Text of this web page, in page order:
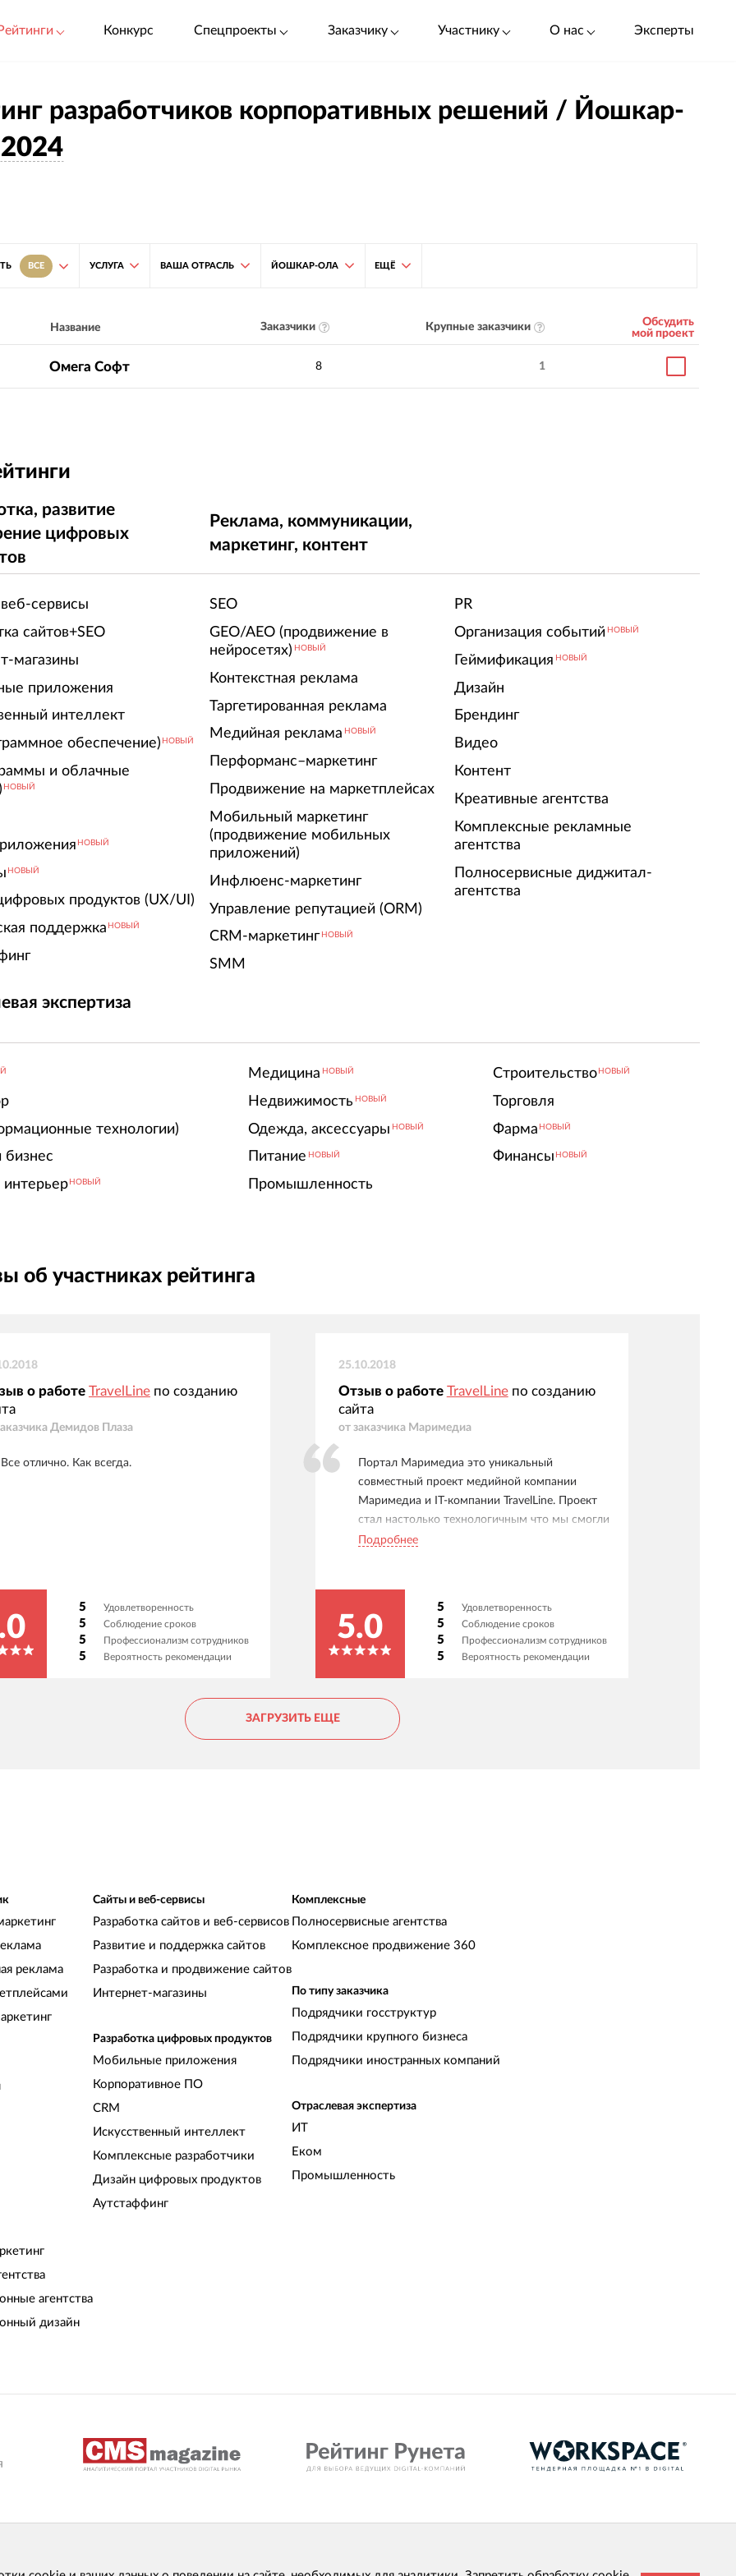
Конкурс Спецпроекты Заказчику Участнику О нас Эксперты
разработчиков корпоративных решений / Йошкар-
2024
ВСЕ УСЛУГА ВАША ОТРАСЛЬ ЙОШКАР-ОЛА ЕЩЁ
Название Заказчики Крупные заказчики
Обсудить
мой проект
Омега Софт 8 1
развитие
цифровых
сервисы
сайтов+SEO
магазины
приложения
интеллект
обеспечение) НОВЫЙ
и облачные
НОВЫЙ
НОВЫЙ
НОВЫЙ
продуктов (UX/UI)
поддержка НОВЫЙ
Реклама, коммуникации,
маркетинг, контент
SEO
GEO/AEO (продвижение в
нейросетях) НОВЫЙ
Контекстная реклама
Таргетированная реклама
Медийная реклама НОВЫЙ
Перформанс–маркетинг
Продвижение на маркетплейсах
Мобильный маркетинг
(продвижение мобильных
приложений)
Инфлюенс-маркетинг
Управление репутацией (ORM)
CRM-маркетинг НОВЫЙ
SMM
PR
Организация событий НОВЫЙ
Геймификация НОВЫЙ
Дизайн
Брендинг
Видео
Контент
Креативные агентства
Комплексные рекламные
агентства
Полносервисные диджитал-
агентства
экспертиза
технологии)
НОВЫЙ
Медицина НОВЫЙ
Недвижимость НОВЫЙ
Одежда, аксессуары НОВЫЙ
Питание НОВЫЙ
Промышленность
Строительство НОВЫЙ
Торговля
Фарма НОВЫЙ
Финансы НОВЫЙ
об участниках рейтинга
о работе TravelLineпо созданию
Демидов Плаза
Все отлично. Как всегда.
5 Удовлетворенность
5 Соблюдение сроков
5 Профессионализм сотрудников
5 Вероятность рекомендации
25.10.2018
Отзыв о работе TravelLineпо созданию
сайта
от заказчика Маримедиа
Портал Маримедиа это уникальный
совместный проект медийной компании
Маримедиа и IT-компании TravelLine. Проект
стал настолько технологичным что мы смогли
шагнуть в соседние регионы и развернуть
на любые проекты от разработки портала до
организации онлайн-трансляции
республиканского парада 9 мая.
Подробнее
5.0
5 Удовлетворенность
5 Соблюдение сроков
5 Профессионализм сотрудников
5 Вероятность рекомендации
ЗАГРУЗИТЬ ЕЩЕ
реклама
агентства
дизайн
Сайты и веб-сервисы
Разработка сайтов и веб-сервисов
Развитие и поддержка сайтов
Разработка и продвижение сайтов
Интернет-магазины
Разработка цифровых продуктов
Мобильные приложения
Корпоративное ПО
CRM
Искусственный интеллект
Комплексные разработчики
Дизайн цифровых продуктов
Аутстаффинг
Комплексные
Полносервисные агентства
Комплексное продвижение 360
По типу заказчика
Подрядчики госструктур
Подрядчики крупного бизнеса
Подрядчики иностранных компаний
Отраслевая экспертиза
ИТ
Еком
Промышленность